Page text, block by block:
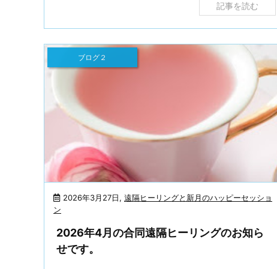
記事を読む
2026年3月27日
ブログ２
, 遠隔ヒーリングと新月のハッピーセッショ
ン
2026年4月の合同遠隔ヒーリングのお知ら
せです。